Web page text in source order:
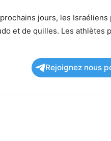
jours, les
et de quilles. Les athlètes
Rejoignez nous